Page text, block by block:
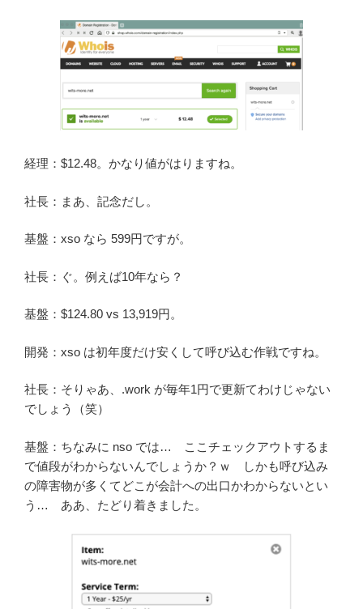
経理：$12.48。かなり値がはりますね。
社長：まあ、記念だし。
基盤：xso なら 599円ですが。
社長：ぐ。例えば10年なら？
基盤：$124.80 vs 13,919円。
開発：xso は初年度だけ安くして呼び込む作戦ですね。
社長：そりゃあ、.work が毎年1円で更新てわけじゃない
でしょう（笑）
基盤：ちなみに nso では… ここチェックアウトするま
で値段がわからないんでしょうか？ｗ しかも呼び込み
の障害物が多くてどこが会計への出口かわからないとい
う… ああ、たどり着きました。